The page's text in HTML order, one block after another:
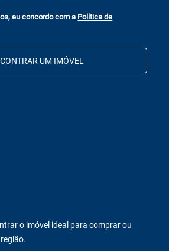
eu concordo com a Política de
UM IMÓVEL
o imóvel ideal para comprar ou